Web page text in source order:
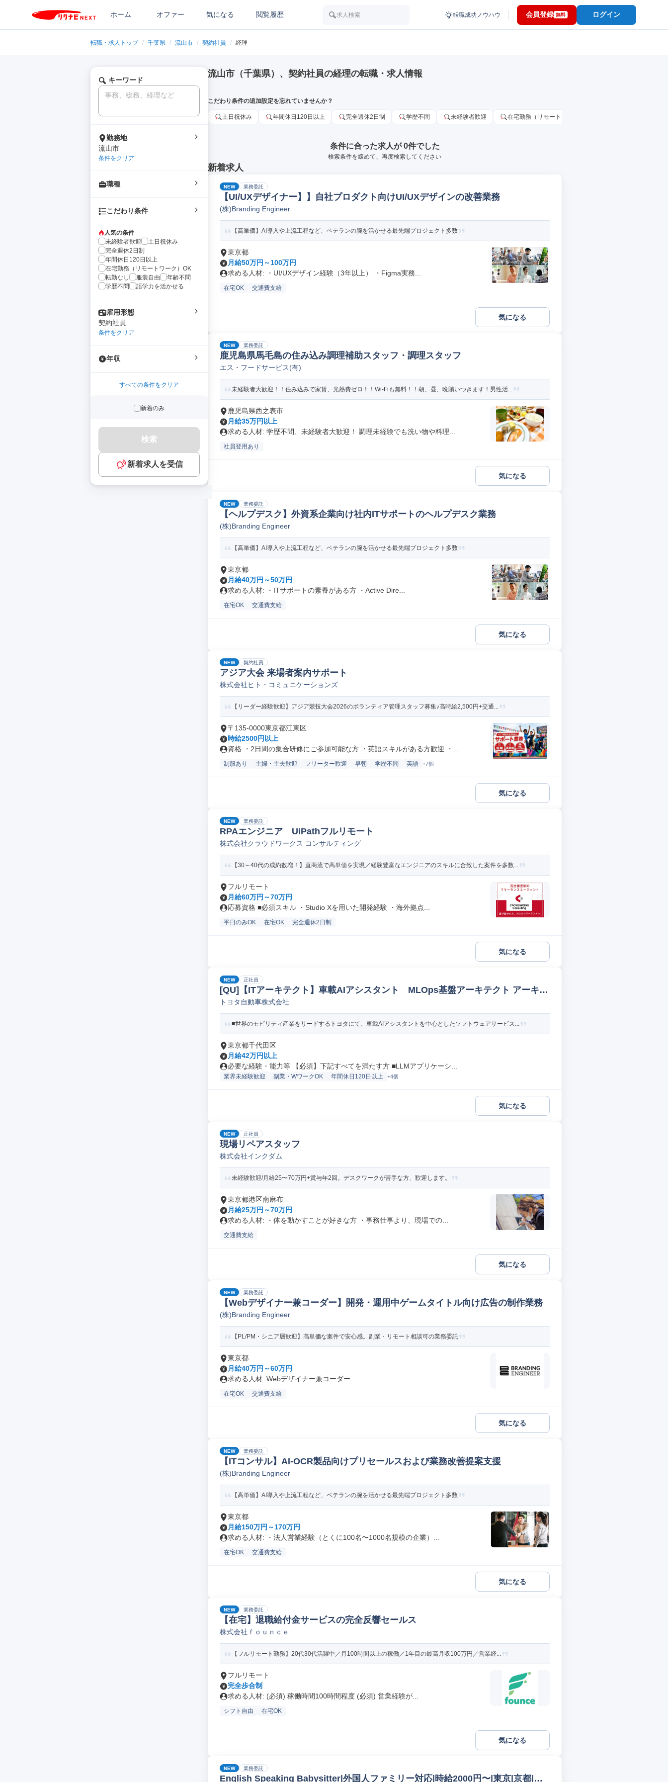
ホーム オファー 気になる 閲覧履歴 求人検索 転職成功ノウハウ 会員登録 無料 ログイン
転職・求人トップ / 千葉県 / 流山市 / 契約社員 / 経理
キーワード
勤務地
流山市
条件をクリア
職種
こだわり条件
人気の条件
未経験者歓迎
土日祝休み
完全週休2日制
年間休日120日以上
在宅勤務（リモートワーク）OK
転勤なし
服装自由
年齢不問
学歴不問
語学力を活かせる
雇用形態
契約社員
条件をクリア
年収
すべての条件をクリア
新着のみ
検索
新着求人を受信
流山市（千葉県）、契約社員の経理の転職・求人情報
こだわり条件の追加設定を忘れていませんか？
土日祝休み 年間休日120日以上 完全週休2日制 学歴不問 未経験者歓迎 在宅勤務（リモートワーク）OK
条件に合った求人が 0件でした
検索条件を緩めて、再度検索してください
新着求人
NEW 業務委託
【UI/UXデザイナー】】自社プロダクト向けUI/UXデザインの改善業務
(株)Branding Engineer
【高単価】AI導入や上流工程など、ベテランの腕を活かせる最先端プロジェクト多数
東京都
月給50万円～100万円
求める人材: ・UI/UXデザイン経験（3年以上） ・Figma実務...
在宅OK 交通費支給
気になる
NEW 業務委託
鹿児島県馬毛島の住み込み調理補助スタッフ・調理スタッフ
エス・フードサービス(有)
未経験者大歓迎！！住み込みで家賃、光熱費ゼロ！！Wi-Fiも無料！！朝、昼、晩賄いつきます！男性活...
鹿児島県西之表市
月給35万円以上
求める人材: 学歴不問、未経験者大歓迎！ 調理未経験でも洗い物や料理...
社員登用あり
気になる
NEW 業務委託
【ヘルプデスク】外資系企業向け社内ITサポートのヘルプデスク業務
(株)Branding Engineer
【高単価】AI導入や上流工程など、ベテランの腕を活かせる最先端プロジェクト多数
東京都
月給40万円～50万円
求める人材: ・ITサポートの素養がある方 ・Active Dire...
在宅OK 交通費支給
気になる
NEW 契約社員
アジア大会 来場者案内サポート
株式会社ヒト・コミュニケーションズ
【リーダー経験歓迎】アジア競技大会2026のボランティア管理スタッフ募集♪高時給2,500円+交通...
〒135-0000東京都江東区
時給2500円以上
資格 ・2日間の集合研修にご参加可能な方 ・英語スキルがある方歓迎 ・...
制服あり 主婦・主夫歓迎 フリーター歓迎 早朝 学歴不問 英語 +7個
気になる
NEW 業務委託
RPAエンジニア UiPathフルリモート
株式会社クラウドワークス コンサルティング
【30～40代の成約数増！】直商流で高単価を実現／経験豊富なエンジニアのスキルに合致した案件を多数...
フルリモート
月給60万円～70万円
応募資格 ■必須スキル ・Studio Xを用いた開発経験 ・海外拠点...
平日のみOK 在宅OK 完全週休2日制
気になる
NEW 正社員
[QU]【ITアーキテクト】車載AIアシスタント MLOps基盤アーキテクト アーキテ
クト
トヨタ自動車株式会社
■世界のモビリティ産業をリードするトヨタにて、車載AIアシスタントを中心としたソフトウェアサービス...
東京都千代田区
月給42万円以上
必要な経験・能力等 【必須】下記すべてを満たす方 ■LLMアプリケーシ...
業界未経験歓迎 副業・WワークOK 年間休日120日以上 +4個
気になる
NEW 正社員
現場リペアスタッフ
株式会社インクダム
未経験歓迎/月給25〜70万円+賞与年2回。デスクワークが苦手な方、歓迎します。
東京都港区南麻布
月給25万円～70万円
求める人材: ・体を動かすことが好きな方 ・事務仕事より、現場での...
交通費支給
気になる
NEW 業務委託
【Webデザイナー兼コーダー】開発・運用中ゲームタイトル向け広告の制作業務
(株)Branding Engineer
【PL/PM・シニア層歓迎】高単価な案件で安心感。副業・リモート相談可の業務委託
東京都
月給40万円～60万円
求める人材: Webデザイナー兼コーダー
在宅OK 交通費支給
気になる
NEW 業務委託
【ITコンサル】AI-OCR製品向けプリセールスおよび業務改善提案支援
(株)Branding Engineer
【高単価】AI導入や上流工程など、ベテランの腕を活かせる最先端プロジェクト多数
東京都
月給150万円～170万円
求める人材: ・法人営業経験（とくに100名〜1000名規模の企業）...
在宅OK 交通費支給
気になる
NEW 業務委託
【在宅】退職給付金サービスの完全反響セールス
株式会社ｆｏｕｎｃｅ
【フルリモート勤務】20代30代活躍中／月100時間以上の稼働／1年目の最高月収100万円／営業経...
フルリモート
完全歩合制
求める人材: (必須) 稼働時間100時間程度 (必須) 営業経験が...
シフト自由 在宅OK
気になる
NEW 業務委託
English Speaking Babysitter|外国人ファミリー対応|時給2000円〜|東京|京都|大